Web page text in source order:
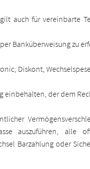
auch für vereinbarte
Banküberweisung zu
Diskont,
einbehalten, der dem
auszuführen, alle
Barzahlung oder